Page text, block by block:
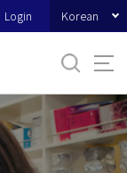
Login Korean